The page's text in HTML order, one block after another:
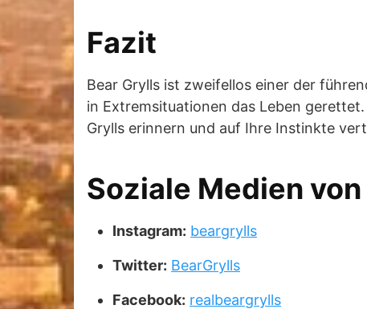
Fazit
Bear Grylls ist zweifellos einer der
in Extremsituationen das Leben
Grylls erinnern und auf Ihre Instinkte
Soziale Medien
Instagram: beargrylls
Twitter: BearGrylls
Facebook: realbeargrylls